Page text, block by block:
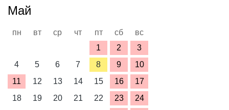
Май
пн вт ср чт пт сб
вс
1
2
3
4
5 6 7 8 9
10
11
12 13 14 15 16
17
18
19 20 21 22 23
24